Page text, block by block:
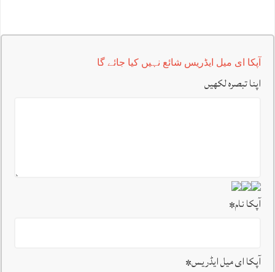
آپکا ای میل ایڈریس شائع نہیں کیا جائے گا
اپنا تبصرہ لکھیں
آپکا نام*
آپکا ای میل ایڈریس*